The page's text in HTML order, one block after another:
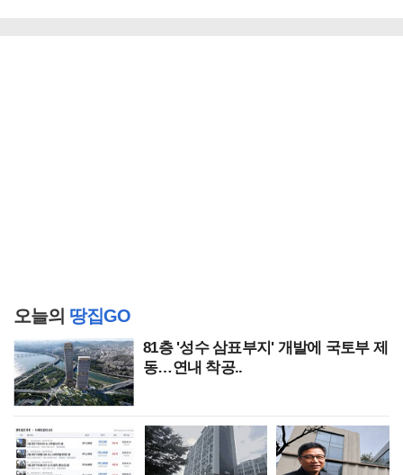
오늘의 땅집GO
81층 '성수 삼표부지' 개발에 국토부 제
동…연내 착공..